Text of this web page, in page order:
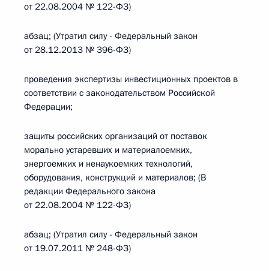
от 22.08.2004 № 122-ФЗ)
абзац; (Утратил силу - Федеральный закон
от 28.12.2013 № 396-ФЗ)
проведения экспертизы инвестиционных проектов в
соответствии с законодательством Российской
Федерации;
защиты российских организаций от поставок
морально устаревших и материалоемких,
энергоемких и ненаукоемких технологий,
оборудования, конструкций и материалов; (В
редакции Федерального закона
от 22.08.2004 № 122-ФЗ)
абзац; (Утратил силу - Федеральный закон
от 19.07.2011 № 248-ФЗ)